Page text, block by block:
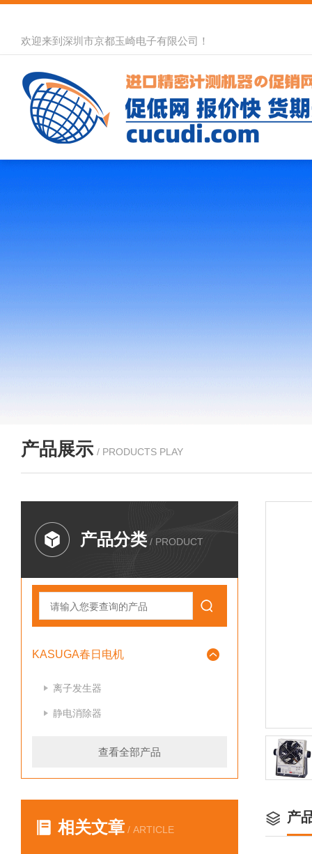
欢迎来到深圳市京都玉崎电子有限公司！
产品展示 / PRODUCTS PLAY
产品分类 / PRODUCT
KASUGA春日电机
离子发生器
静电消除器
查看全部产品
相关文章 / ARTICLE
产